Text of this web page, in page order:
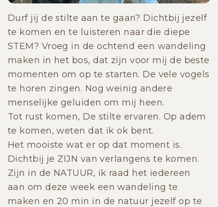
Durf jij de stilte aan te gaan? Dichtbij jezelf
te komen en te luisteren naar die diepe
STEM? Vroeg in de ochtend een wandeling
maken in het bos, dat zijn voor mij de beste
momenten om op te starten. De vele vogels
te horen zingen. Nog weinig andere
menselijke geluiden om mij heen.
Tot rust komen, De stilte ervaren. Op adem
te komen, weten dat ik ok bent.
Het mooiste wat er op dat moment is.
Dichtbij je ZIJN van verlangens te komen.
Zijn in de NATUUR, ik raad het iedereen
aan om deze week een wandeling te
maken en 20 min in de natuur jezelf op te